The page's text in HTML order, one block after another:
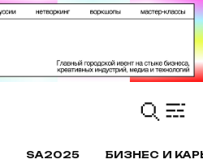
SA2025 БИЗНЕС И